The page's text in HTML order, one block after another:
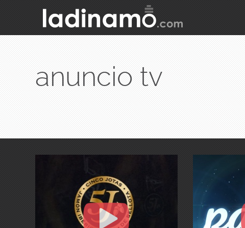
anuncio tv